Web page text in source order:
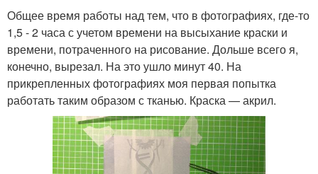
Общее время работы над тем, что в фотографиях, где-то
1,5 - 2 часа с учетом времени на высыхание краски и
времени, потраченного на рисование. Дольше всего я,
конечно, вырезал. На это ушло минут 40. На
прикрепленных фотографиях моя первая попытка
работать таким образом с тканью. Краска — акрил.